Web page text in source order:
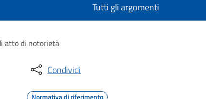
Tutti gli argomenti
atto di notorietà
Condividi
Normativa di riferimento